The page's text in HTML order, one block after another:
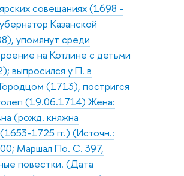
совещаниях (1698 -
Казанской
упомянут среди
на Котлине с детьми
выпросился у П. в
(1713), постригся
(19.06.1714) Жена:
(рожд. княжна
1725 гг.) (Источн.:
Маршал По. С. 397,
повестки. (Дата